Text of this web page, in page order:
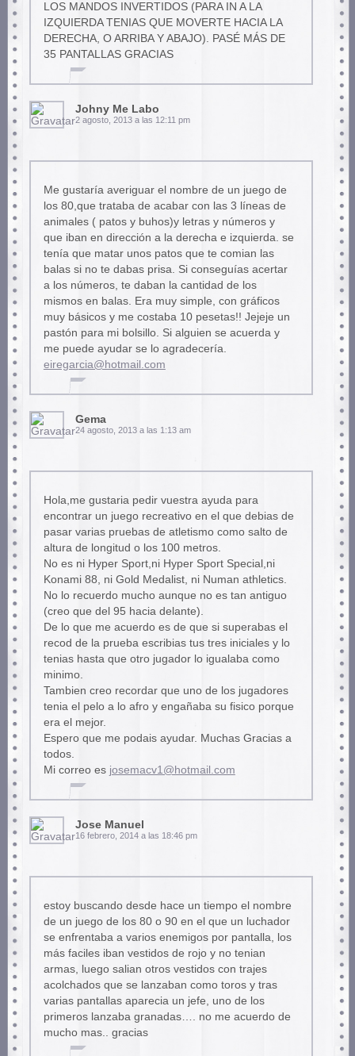
LOS MANDOS INVERTIDOS (PARA IN A LA
IZQUIERDA TENIAS QUE MOVERTE HACIA LA
DERECHA, O ARRIBA Y ABAJO). PASÉ MÁS DE
35 PANTALLAS GRACIAS
Johny Me Labo
2 agosto, 2013 a las 12:11 pm
Me gustaría averiguar el nombre de un juego de
los 80,que trataba de acabar con las 3 líneas de
animales ( patos y buhos)y letras y números y
que iban en dirección a la derecha e izquierda. se
tenía que matar unos patos que te comian las
balas si no te dabas prisa. Si conseguías acertar
a los números, te daban la cantidad de los
mismos en balas. Era muy simple, con gráficos
muy básicos y me costaba 10 pesetas!! Jejeje un
pastón para mi bolsillo. Si alguien se acuerda y
me puede ayudar se lo agradecería.
eiregarcia@hotmail.com
Gema
24 agosto, 2013 a las 1:13 am
Hola,me gustaria pedir vuestra ayuda para
encontrar un juego recreativo en el que debias de
pasar varias pruebas de atletismo como salto de
altura de longitud o los 100 metros.
No es ni Hyper Sport,ni Hyper Sport Special,ni
Konami 88, ni Gold Medalist, ni Numan athletics.
No lo recuerdo mucho aunque no es tan antiguo
(creo que del 95 hacia delante).
De lo que me acuerdo es de que si superabas el
recod de la prueba escribias tus tres iniciales y lo
tenias hasta que otro jugador lo igualaba como
minimo.
Tambien creo recordar que uno de los jugadores
tenia el pelo a lo afro y engañaba su fisico porque
era el mejor.
Espero que me podais ayudar. Muchas Gracias a
todos.
Mi correo es josemacv1@hotmail.com
Jose Manuel
16 febrero, 2014 a las 18:46 pm
estoy buscando desde hace un tiempo el nombre
de un juego de los 80 o 90 en el que un luchador
se enfrentaba a varios enemigos por pantalla, los
más faciles iban vestidos de rojo y no tenian
armas, luego salian otros vestidos con trajes
acolchados que se lanzaban como toros y tras
varias pantallas aparecia un jefe, uno de los
primeros lanzaba granadas…. no me acuerdo de
mucho mas.. gracias